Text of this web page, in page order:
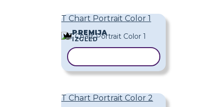
T Chart Portrait Color 1
PREMIJA
IZGLED
T Chart Portrait Color 2